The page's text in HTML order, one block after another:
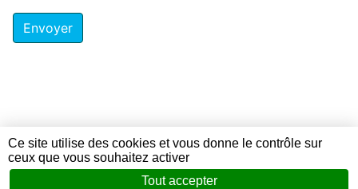
Envoyer
Ce site utilise des cookies et vous donne le contrôle sur
ceux que vous souhaitez activer
Tout accepter